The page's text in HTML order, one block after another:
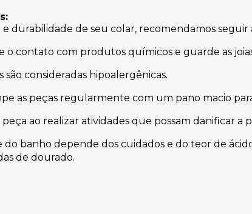
e durabilidade de seu colar, recomendamos seguir
o contato com produtos químicos e guarde as
são consideradas hipoalergênicas.
as peças regularmente com um pano macio
ao realizar atividades que possam danificar a
banho depende dos cuidados e do teor de
de dourado.